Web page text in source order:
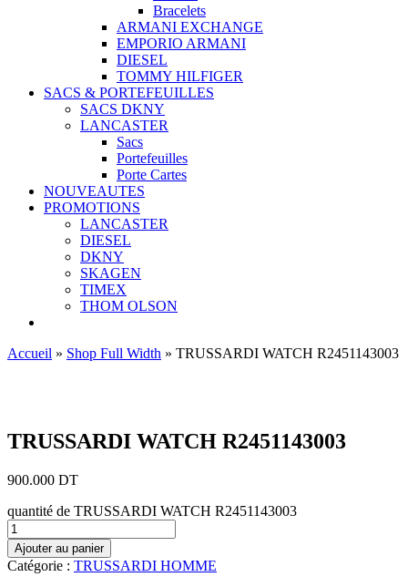
Bracelets
ARMANI EXCHANGE
EMPORIO ARMANI
DIESEL
TOMMY HILFIGER
SACS & PORTEFEUILLES
SACS DKNY
LANCASTER
Sacs
Portefeuilles
Porte Cartes
NOUVEAUTES
PROMOTIONS
LANCASTER
DIESEL
DKNY
SKAGEN
TIMEX
THOM OLSON
Accueil » Shop Full Width » TRUSSARDI WATCH R2451143003
TRUSSARDI WATCH R2451143003
900.000 DT
quantité de TRUSSARDI WATCH R2451143003
Ajouter au panier
Catégorie : TRUSSARDI HOMME